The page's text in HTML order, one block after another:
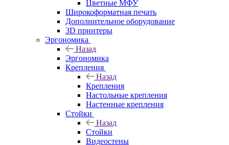
Цветные МФУ
Широкоформатная печать
Дополнительное оборудование
3D принтеры
Эргономика
Назад
Эргономика
Крепления
Назад
Крепления
Настольные крепления
Настенные крепления
Стойки
Назад
Стойки
Видеостены